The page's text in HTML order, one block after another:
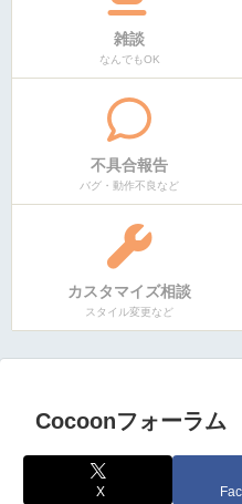
雑談
なんでもOK
不具合報告
バグ・動作不良など
カスタマイズ相談
スタイル変更など
Cocoonフォーラム
X